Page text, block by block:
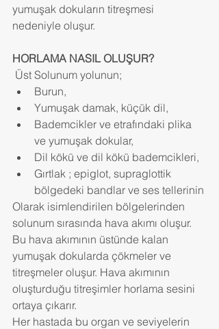
yumuşak dokuların titreşmesi
nedeniyle oluşur.
HORLAMA NASIL OLUŞUR?
Üst Solunum yolunun;
Burun,
Yumuşak damak, küçük dil,
Bademcikler ve etrafındaki plika
ve yumuşak dokular,
Dil kökü ve dil kökü bademcikleri,
Gırtlak ; epiglot, supraglottik
bölgedeki bandlar ve ses tellerinin
Olarak isimlendirilen bölgelerinden
solunum sırasında hava akımı oluşur.
Bu hava akımının üstünde kalan
yumuşak dokularda çökmeler ve
titreşmeler oluşur. Hava akımının
oluşturduğu titreşimler horlama sesini
ortaya çıkarır.
Her hastada bu organ ve seviyelerin